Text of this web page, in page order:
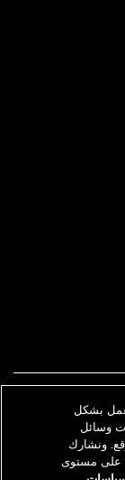
بشكل
وسائل
ونشارك
على مستوى